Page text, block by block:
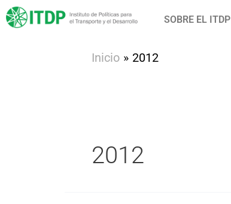
al
SOBRE EL ITDP
Inicio 2012
2012